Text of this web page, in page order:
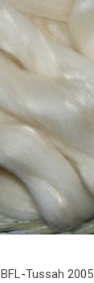
BFL-Tussah 2005